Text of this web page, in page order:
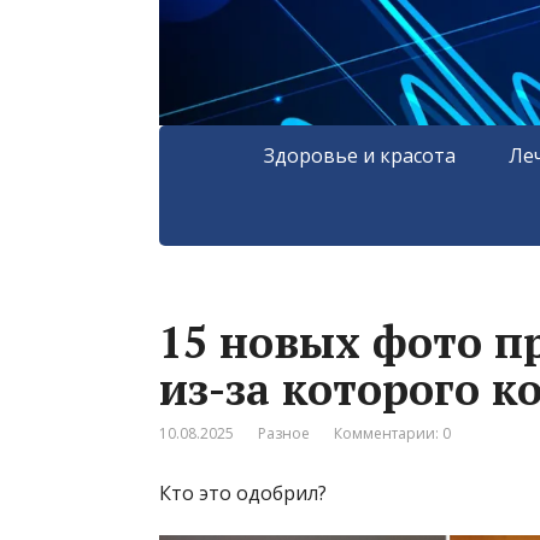
Здоровье и красота
15 новых фото
из-за которого
10.08.2025 Разное Комментарии: 0
Кто это одобрил?